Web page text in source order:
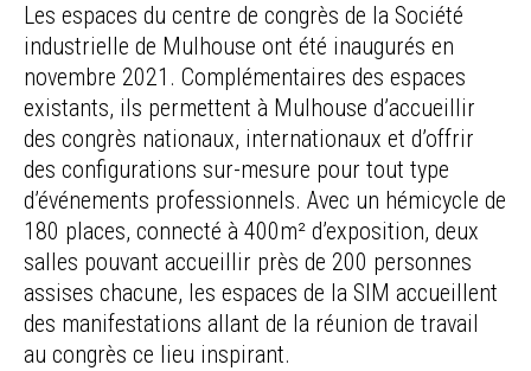
Les espaces du centre de congrès de la Société
industrielle de Mulhouse ont été inaugurés en
novembre 2021. Complémentaires des espaces
existants, ils permettent à Mulhouse d’accueillir
des congrès nationaux, internationaux et d’offrir
des configurations sur-mesure pour tout type
d’événements professionnels. Avec un hémicycle de
180 places, connecté à 400m² d’exposition, deux
salles pouvant accueillir près de 200 personnes
assises chacune, les espaces de la SIM accueillent
des manifestations allant de la réunion de travail
au congrès ce lieu inspirant.